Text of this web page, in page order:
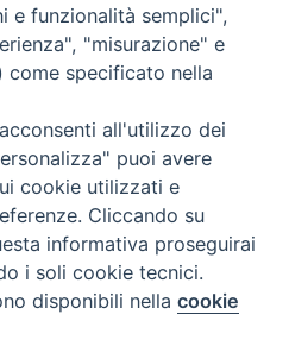
e funzionalità semplici",
"misurazione" e
specificato nella
all'utilizzo dei
puoi avere
cookie utilizzati e
Cliccando su
informativa proseguirai
i soli cookie tecnici.
disponibili nellacookie